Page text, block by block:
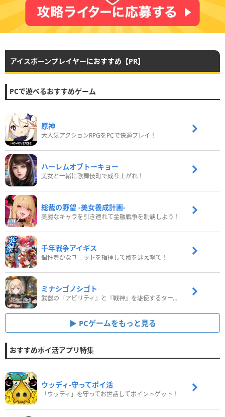
アイスボーンプレイヤーにおすすめ【PR】
PCで遊べるおすすめゲーム
原神
大人気アクションRPGをPCで快適プレイ！
ハーレムオブトーキョー
美女と一緒に歌舞伎町で成り上がれ！
総裁の野望 -美女養成計画-
美麗なキャラを引き連れて金融戦争を制覇しよう！
千年戦争アイギス
個性豊かなユニットを指揮して敵を迎え撃て！
ミナシゴノシゴト
武器の『アビリティ』と『戦神』を駆使するターン制コマンドバトルRPG！
PCゲームをもっと見る
おすすめポイ活アプリ特集
ウッディ‐守ってポイ活
「ウッディ」を守ってお世話してポイントゲット！